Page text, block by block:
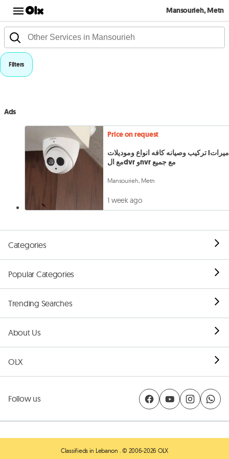
Mansourieh, Metn
Filters
Ads
Price on request
تركيب وصيانه كافه انواع وموديلات lلكاميرات
مع الdvr وnvr مع جميع
Mansourieh, Metn
1 week ago
Categories
Popular Categories
Trending Searches
About Us
OLX
Follow us
Classifieds in Lebanon . © 2006-2026 OLX